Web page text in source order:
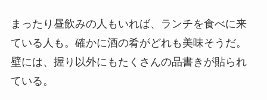
まったり昼飲みの人もいれば、ランチを食べに来
ている人も。確かに酒の肴がどれも美味そうだ。
壁には、握り以外にもたくさんの品書きが貼られ
ている。